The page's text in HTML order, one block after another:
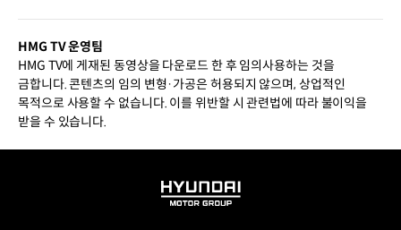
HMG TV 운영팀
HMG TV에 게재된 동영상을 다운로드 한 후 임의사용하는 것을
금합니다. 콘텐츠의 임의 변형·가공은 허용되지 않으며, 상업적인
목적으로 사용할 수 없습니다. 이를 위반할 시 관련법에 따라 불이익을
받을 수 있습니다.
HYUNDAI